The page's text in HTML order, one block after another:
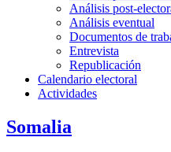
Análisis post-
Análisis eventual
Documentos de
Entrevista
Republicación
Calendario electoral
Actividades
Somalia